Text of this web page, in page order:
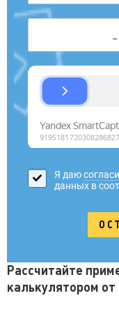
Я даю
данных в
Рассчитайте
калькулятором